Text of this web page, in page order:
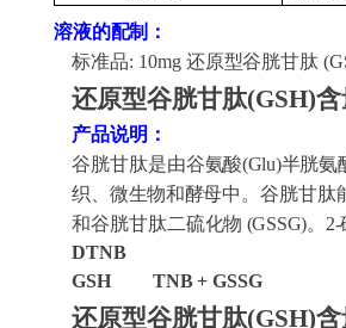
溶液的配制：
标准品: 10mg 还原型谷胱甘肽
还原型谷胱甘肽(GSH)
产品说明：
谷胱甘肽是由谷氨酸(Glu)半胱氨
织、微生物和酵母中。 谷胱甘肽
和谷胱甘肽二硫化物 (GSSG)。
DTNB
GSH
TNB + GSSG
还原型谷胱甘肽(GSH)